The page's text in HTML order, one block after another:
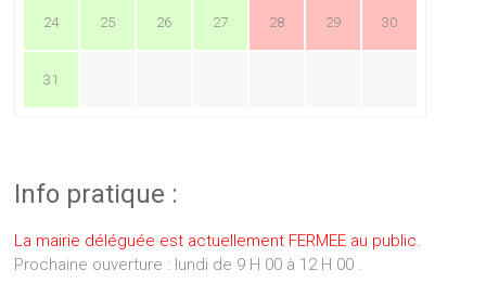
24 25 26 27 28 29 30
31
Info pratique :
La mairie déléguée est actuellement FERMEE au public.
Prochaine ouverture : lundi de 9 H 00 à 12 H 00 .